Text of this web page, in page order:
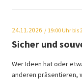
24.11.2026 19:00 Uhr bis
Sicher und
Wer Ideen hat oder
anderen präsentieren,